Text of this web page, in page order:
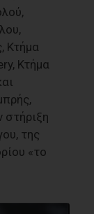
Κτήμα
Κτήμα
στήριξη
της
«το